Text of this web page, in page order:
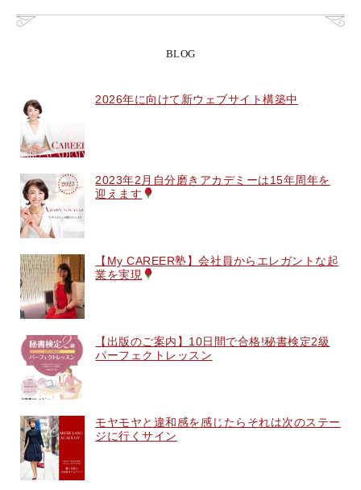
BLOG
2026年に向けて新ウェブサイト構築中
2023年2月自分磨きアカデミーは15年周年を
迎えます
【My CAREER塾】会社員からエレガントな起
業を実現
【出版のご案内】10日間で合格!秘書検定2級
パーフェクトレッスン
モヤモヤと違和感を感じたらそれは次のステー
ジに行くサイン